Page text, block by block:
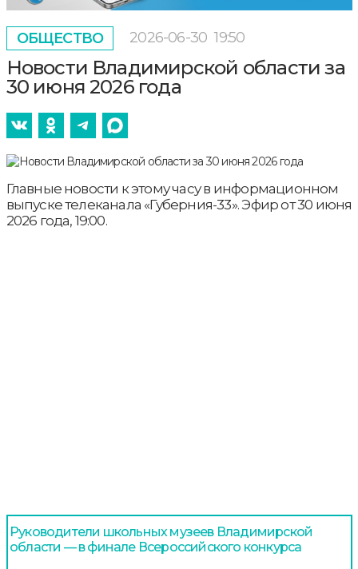
ОБЩЕСТВО 2026-06-30 19:50
Новости Владимирской области за
30 июня 2026 года
Главные новости к этому часу в информационном
выпуске телеканала «Губерния-33». Эфир от 30 июня
2026 года, 19:00.
Руководители школьных музеев Владимирской
области — в финале Всероссийского конкурса